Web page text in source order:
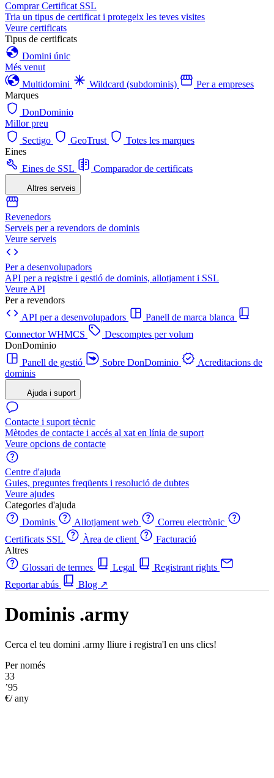
Comprar Certificat SSL
Tria un tipus de certificat i protegeix les teves visites
Veure certificats
Tipus de certificats
Domini únic
Més venut
Multidomini
Wildcard (subdominis)
Per a empreses
Marques
DonDominio
Millor preu
Sectigo
GeoTrust
Totes les marques
Eines
Eines de SSL
Comparador de certificats
Altres serveis
Revenedors
Serveis per a revendors de dominis
Veure serveis
Per a desenvolupadors
API per a registre i gestió de dominis, allotjament i SSL
Veure API
Per a revendors
API per a desenvolupadors
Panell de marca blanca
Connector WHMCS
Descomptes per volum
DonDominio
Panell de gestió
Sobre DonDominio
Acreditacions de
dominis
Ajuda i suport
Contacte i suport tècnic
Mètodes de contacte i accés al xat en línia de suport
Veure opcions de contacte
Centre d'ajuda
Guies, preguntes freqüents i resolució de dubtes
Veure ajudes
Categories d'ajuda
Dominis
Allotjament web
Correu electrònic
Certificats SSL
Àrea de client
Facturació
Altres
Glossari de termes
Legal
Registrant rights
Reportar abús
Blog ↗
Dominis .army
Cerca el teu domini .army lliure i registra'l en uns clics!
Per només
33
’95
€/ any